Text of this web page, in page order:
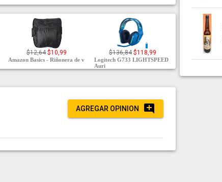
$12,64 $10,99
Amazon Basics - Riñonera de v
$136,84 $118,99
Logitech G733 LIGHTSPEED
Auri
AGREGAR OPINION